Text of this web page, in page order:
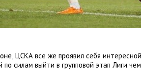
, ЦСКА все же проявил себя интересной
по силам выйти в групповой этап Лиги